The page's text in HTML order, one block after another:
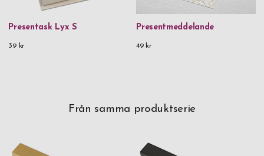
Presentask Lyx S
39 kr
Presentmeddelande
49 kr
Från samma produktserie